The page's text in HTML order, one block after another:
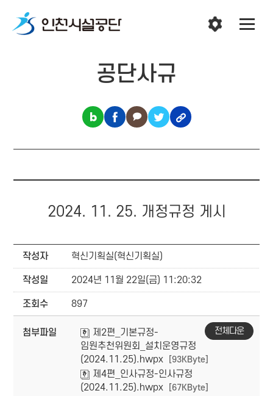
공단사규
2024. 11. 25. 개정규정 게시
작성자 혁신기획실(혁신기획실)
작성일 2024년 11월 22일(금) 11:20:32
조회수 897
첨부파일
제2편_기본규정-
임원추천위원회_설치운영규정
(2024.11.25).hwpx
[93KByte]
제4편_인사규정-인사규정
(2024.11.25).hwpx
[67KByte]
전체다운